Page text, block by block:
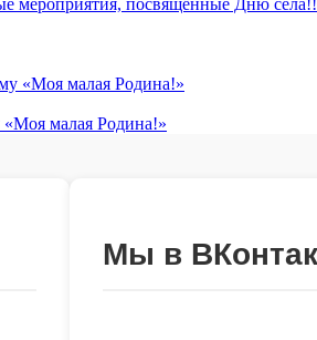
«Моя малая Родина!»
Мы в